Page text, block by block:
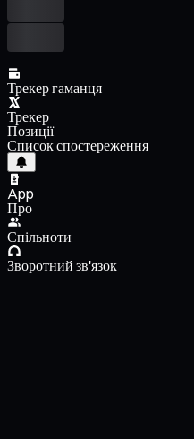
Трекер гаманця
Трекер
Позиції
Список спостереження
App
Про
Спільноти
Зворотний зв'язок